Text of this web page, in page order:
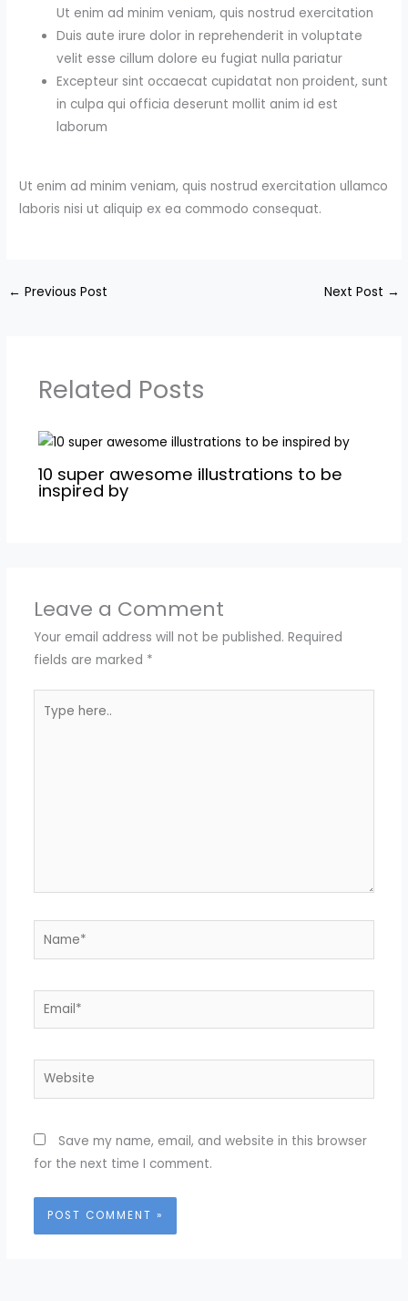
Ut enim ad minim veniam, quis nostrud exercitation
Duis aute irure dolor in reprehenderit in voluptate
velit esse cillum dolore eu fugiat nulla pariatur
Excepteur sint occaecat cupidatat non proident, sunt
in culpa qui officia deserunt mollit anim id est
laborum
Ut enim ad minim veniam, quis nostrud exercitation ullamco
laboris nisi ut aliquip ex ea commodo consequat.
← Previous Post Next Post →
Related Posts
10 super awesome illustrations to be
inspired by
Leave a Comment
Your email address will not be published. Required
fields are marked *
here..
Name*
Email*
Website
Save my name, email, and website in this browser
for the next time I comment.